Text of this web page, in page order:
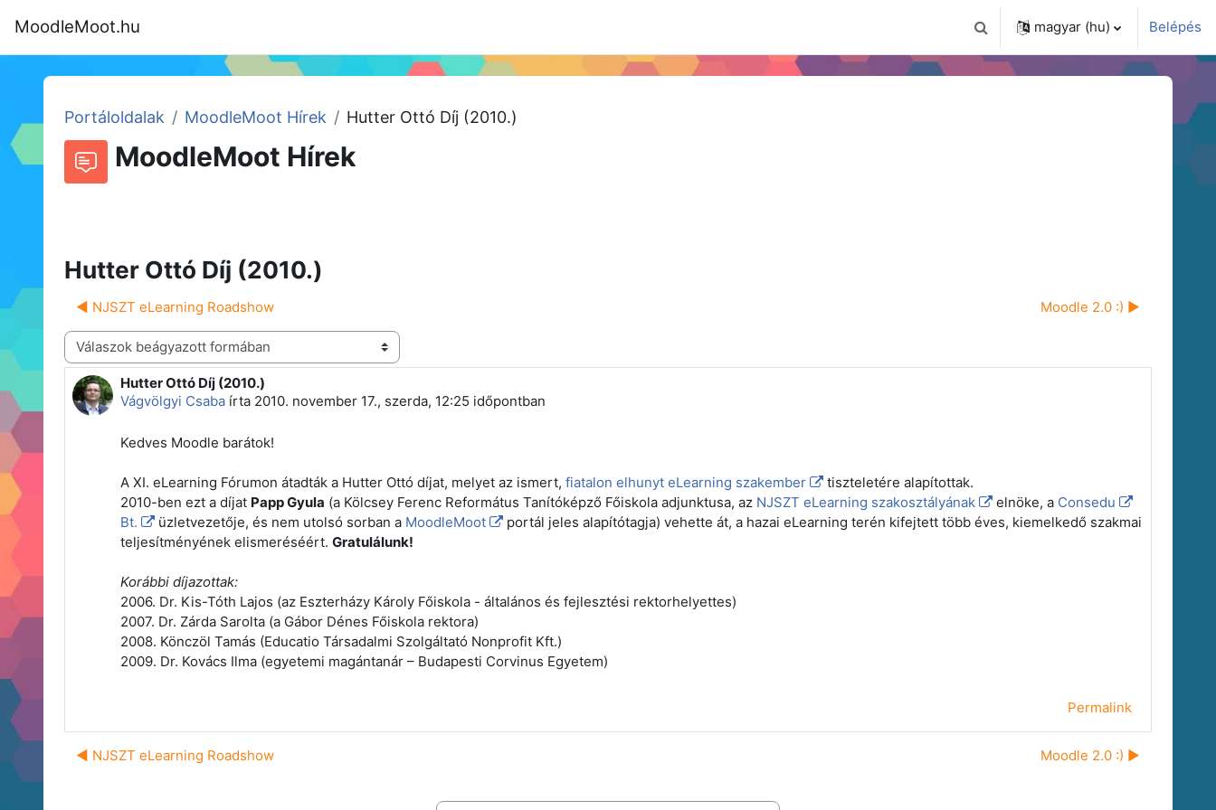
MoodleMoot.hu Keresési bemeneti adatok váltása
magyar ‎(hu)‎ Belépés
Portáloldalak MoodleMoot Hírek Hutter Ottó Díj (2010.)
MoodleMoot Hírek
Hutter Ottó Díj (2010.)
◀︎ NJSZT eLearning Roadshow Moodle 2.0 :) ▶︎
Megjelenítési mód
Hutter Ottó Díj (2010.)
Vágvölgyi Csaba írta 2010. november 17., szerda, 12:25 időpontban
Válaszok szám: 0
Kedves Moodle barátok!
A XI. eLearning Fórumon átadták a Hutter Ottó díjat, melyet az ismert, fiatalon elhunyt eLearning szakember
tiszteletére alapítottak.
2010-ben ezt a díjat Papp Gyula (a Kölcsey Ferenc Református Tanítóképző Főiskola adjunktusa, az NJSZT eLearning szakosztályának elnöke, a Consedu
Bt.
üzletvezetője, és nem utolsó sorban a MoodleMoot
portál jeles alapítótagja) vehette át, a hazai eLearning terén kifejtett több éves, kiemelkedő szakmai
teljesítményének elismeréséért. Gratulálunk!
Korábbi díjazottak:
2006. Dr. Kis-Tóth Lajos (az Eszterházy Károly Főiskola - általános és fejlesztési rektorhelyettes)
2007. Dr. Zárda Sarolta (a Gábor Dénes Főiskola rektora)
2008. Könczöl Tamás (Educatio Társadalmi Szolgáltató Nonprofit Kft.)
2009. Dr. Kovács Ilma (egyetemi magántanár – Budapesti Corvinus Egyetem)
Permalink
◀︎ NJSZT eLearning Roadshow Moodle 2.0 :) ▶︎